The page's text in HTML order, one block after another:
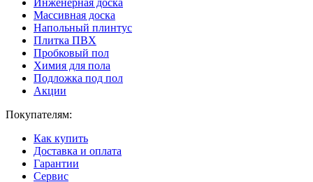
Массивная доска
Напольный плинтус
Плитка ПВХ
Пробковый пол
Химия для пола
Подложка под пол
Акции
Покупателям:
Как купить
Доставка и оплата
Гарантии
Сервис